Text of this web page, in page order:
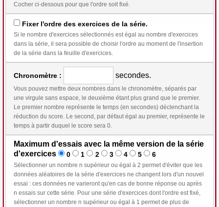
Cocher ci-dessous pour que l'ordre soit fixé.
Fixer l'ordre des exercices de la série.
Si le nombre d'exercices sélectionnés est égal au nombre d'exercices
dans la série, il sera possible de choisir l'ordre au moment de l'insertion
de la série dans la feuille d'exercices.
Chronomètre : secondes.
Vous pouvez mettre deux nombres dans le chronomètre, séparés par
une virgule sans espace, le deuxième étant plus grand que le premier.
Le premier nombre représente le temps (en secondes) déclenchant la
réduction du score. Le second, par défaut égal au premier, représente le
temps à partir duquel le score sera 0.
Maximum d'essais avec la même version de la série
d'exercices
0 1 2 3 4 5 6
Sélectionner un nombre n supérieur ou égal à 2 permet d'éviter que les
données aléatoires de la série d'exercices ne changent lors d'un nouvel
essai : ces données ne varieront qu'en cas de bonne réponse ou après
n essais sur cette série. Pour une série d'exercices dont l'ordre est fixé,
sélectionner un nombre n supérieur ou égal à 1 permet de plus de